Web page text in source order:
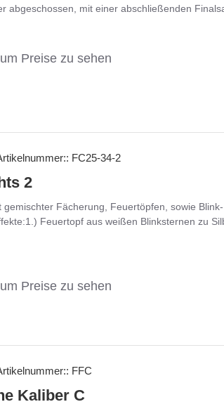
abgeschossen, mit einer abschließenden
Preise zu sehen
FC25-34-2
2
gemischter Fächerung, Feuertöpfen, sowie
Feuertopf aus weißen Blinksternen zu
Preise zu sehen
FFC
Kaliber C